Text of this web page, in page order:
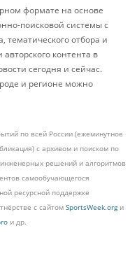
формате на основе
поисковой системы с
тематического отбора и
контента в
сегодня и сейчас.
и регионе можно
по всей России (ежеминутное
с архивом и поиском по
решений и алгоритмов
самообучающегося
ресурсной поддержке
с сайтом SportsWeek.orgи
и др.